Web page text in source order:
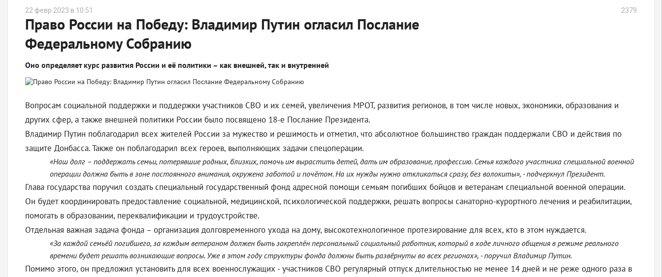
22 февр 2023 в 10:51 2379
Право России на Победу: Владимир Путин огласил Послание
Федеральному Собранию
Оно определяет курс развития России и её политики – как внешней, так и внутренней
Вопросам социальной поддержки и поддержки участников СВО и их семей, увеличения МРОТ, развития регионов, в том числе новых, экономики, образования и
других сфер, а также внешней политики России было посвящено 18-е Послание Президента.
Владимир Путин поблагодарил всех жителей России за мужество и решимость и отметил, что абсолютное большинство граждан поддержали СВО и действия по
защите Донбасса. Также он поблагодарил всех героев, выполняющих задачи спецоперации.
«Наш долг – поддержать семьи, потерявшие родных, близких, помочь им вырастить детей, дать им образование, профессию. Семья каждого участника специальной военной
операции должна быть в зоне постоянного внимания, окружена заботой и почётом. На их нужды нужно откликаться сразу, без волокиты», - подчеркнул Президент.
Глава государства поручил создать специальный государственный фонд адресной помощи семьям погибших бойцов и ветеранам специальной военной операции.
Он будет координировать предоставление социальной, медицинской, психологической поддержки, решать вопросы санаторно-курортного лечения и реабилитации,
помогать в образовании, переквалификации и трудоустройстве.
Отдельная важная задача фонда – организация долговременного ухода на дому, высокотехнологичное протезирование для всех, кто в этом нуждается.
«За каждой семьёй погибшего, за каждым ветераном должен быть закреплён персональный социальный работник, который в ходе личного общения в режиме реального
времени будет решать возникающие вопросы. Уже в этом году структуры фонда должны быть развёрнуты во всех регионах», - поручил Владимир Путин.
Помимо этого, он предложил установить для всех военнослужащих - участников СВО регулярный отпуск длительностью не менее 14 дней и не реже одного раза в